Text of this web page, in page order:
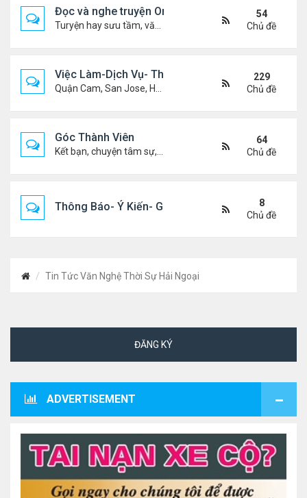
Đọc và nghe truyện Online
54
Chủ đề
Việc Làm-Dịch Vụ- Thuê Nhà
229
Chủ đề
Góc Thành Viên
64
Chủ đề
Thông Báo- Ý Kiến- Góp Ý- Liên Lạc
8
Chủ đề
Tin Tức Văn Nghệ Thời Sự Hải Ngoại
ĐĂNG KÝ
ADVERTISEMENT